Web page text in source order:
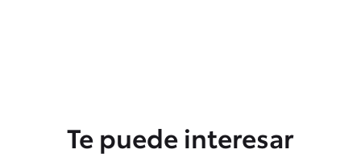
Te puede interesar